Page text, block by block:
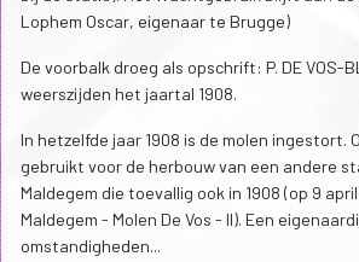
Lophem Oscar, eigenaar te Brugge)
De voorbalk droeg als opschrift: P. DE VOS-
weerszijden het jaartal 1908.
In hetzelfde jaar 1908 is de molen ingestort.
gebruikt voor de herbouw van een andere
Maldegem die toevallig ook in 1908 (op 9
Maldegem - Molen De Vos - II). Een
omstandigheden...